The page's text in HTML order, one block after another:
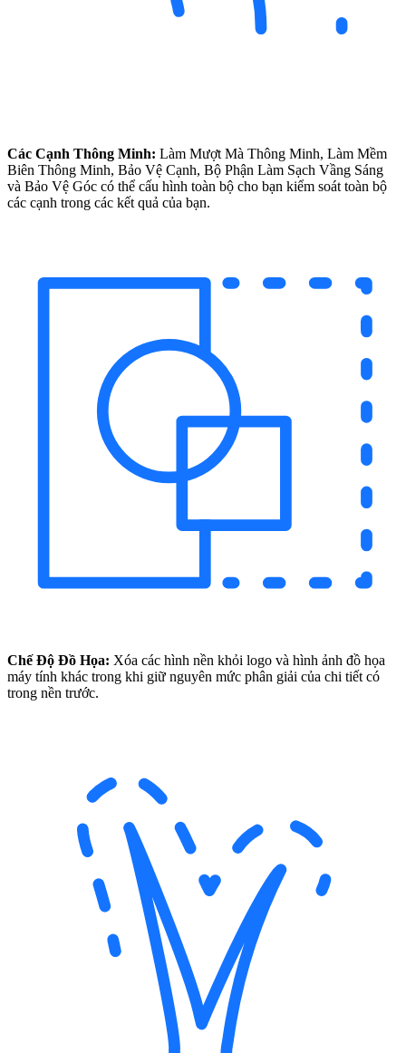
Các Cạnh Thông Minh: Làm Mượt Mà Thông Minh, Làm Mềm
Biên Thông Minh, Bảo Vệ Cạnh, Bộ Phận Làm Sạch Vầng Sáng
và Bảo Vệ Góc có thể cấu hình toàn bộ cho bạn kiểm soát toàn bộ
các cạnh trong các kết quả của bạn.
Chế Độ Đồ Họa: Xóa các hình nền khỏi logo và hình ảnh đồ họa
máy tính khác trong khi giữ nguyên mức phân giải của chi tiết có
trong nền trước.